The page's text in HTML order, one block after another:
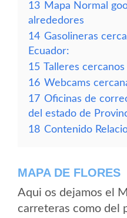
13 Mapa Normal
alrededores
14 Gasolineras
Ecuador:
15 Talleres
16 Webcams
17 Oficinas de
del estado de
18 Contenido
MAPA DE FLORES
Aqui os dejamos el
carreteras como del